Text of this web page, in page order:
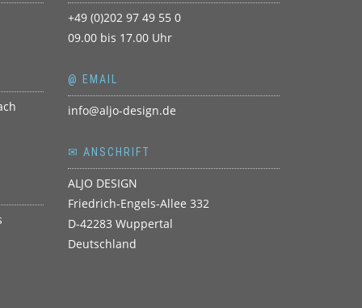
+49 (0)202 97 49 55 0
09.00 bis 17.00 Uhr
@ EMAIL
info@aljo-design.de
✉ ANSCHRIFT
ALJO DESIGN
Friedrich-Engels-Allee 332
D-42283 Wuppertal
Deutschland